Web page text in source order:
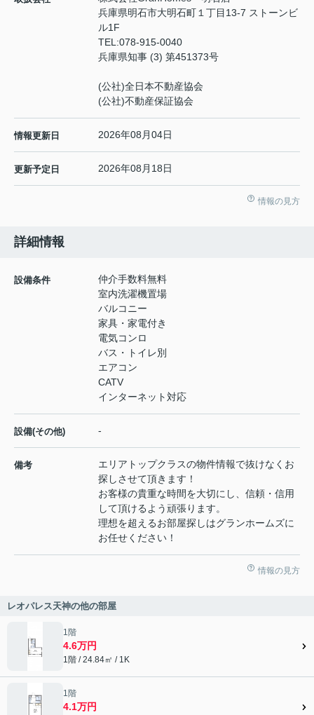
兵庫県明石市大明石町１丁目13-7 ストーンビ
ル1F
TEL:078-915-0040
兵庫県知事 (3) 第451373号
(公社)全日本不動産協会
(公社)不動産保証協会
情報更新日 2026年08月04日
更新予定日 2026年08月18日
情報の見方
詳細情報
設備条件
仲介手数料無料
室内洗濯機置場
バルコニー
家具・家電付き
電気コンロ
バス・トイレ別
エアコン
CATV
インターネット対応
設備(その他) -
備考
エリアトップクラスの物件情報で抜けなくお
探しさせて頂きます！
お客様の貴重な時間を大切にし、信頼・信用
して頂けるよう頑張ります。
理想を超えるお部屋探しはグランホームズに
お任せください！
情報の見方
レオパレス天神の他の部屋
1階
4.6万円
1階 / 24.84㎡ / 1K
1階
4.1万円